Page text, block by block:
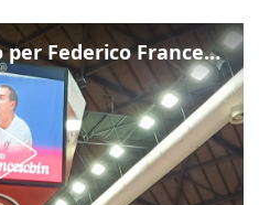
I messaggi di affetto per Federico Franceschin: così il mondo del basket gli è stato accanto fino all’ultimo